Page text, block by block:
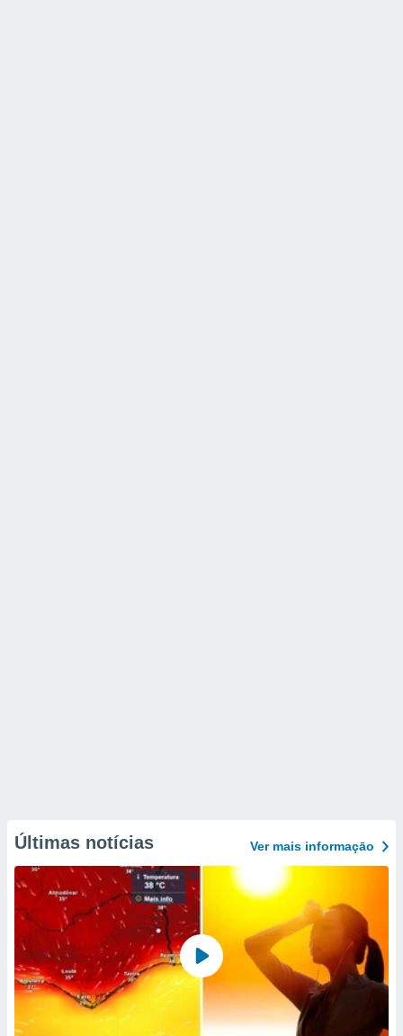
Últimas notícias Ver mais informaçāo